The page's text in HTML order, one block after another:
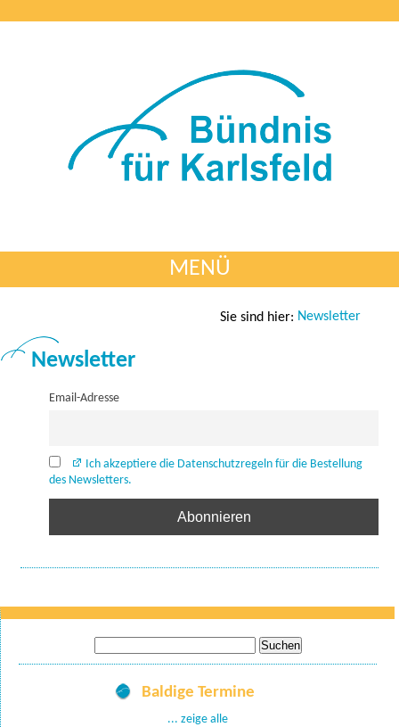
MENÜ
Sie sind hier: Newsletter
Newsletter
Email-Adresse
Ich akzeptiere die Datenschutzregeln für die Bestellung
des Newsletters.
nach:
Baldige Termine
... zeige alle